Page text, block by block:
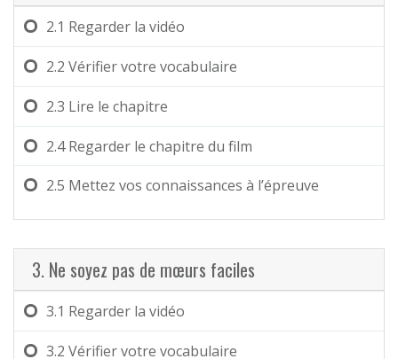
2.1 Regarder la vidéo
2.2 Vérifier votre vocabulaire
2.3 Lire le chapitre
2.4Regarder le chapitre du film
2.5 Mettez vos connaissances à l’épreuve
3. Ne soyez pas de mœurs faciles
3.1 Regarder la vidéo
3.2 Vérifier votre vocabulaire